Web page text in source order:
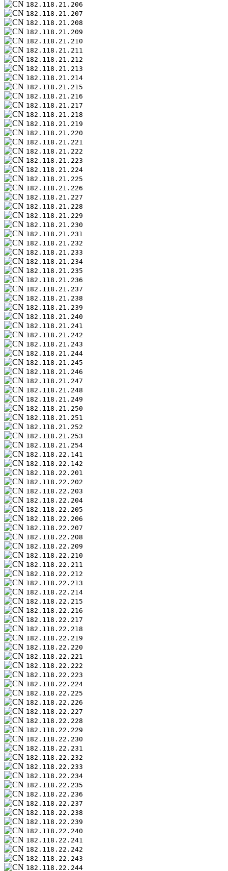
182.118.21.206
182.118.21.207
182.118.21.208
182.118.21.209
182.118.21.210
182.118.21.211
182.118.21.212
182.118.21.213
182.118.21.214
182.118.21.215
182.118.21.216
182.118.21.217
182.118.21.218
182.118.21.219
182.118.21.220
182.118.21.221
182.118.21.222
182.118.21.223
182.118.21.224
182.118.21.225
182.118.21.226
182.118.21.227
182.118.21.228
182.118.21.229
182.118.21.230
182.118.21.231
182.118.21.232
182.118.21.233
182.118.21.234
182.118.21.235
182.118.21.236
182.118.21.237
182.118.21.238
182.118.21.239
182.118.21.240
182.118.21.241
182.118.21.242
182.118.21.243
182.118.21.244
182.118.21.245
182.118.21.246
182.118.21.247
182.118.21.248
182.118.21.249
182.118.21.250
182.118.21.251
182.118.21.252
182.118.21.253
182.118.21.254
182.118.22.141
182.118.22.142
182.118.22.201
182.118.22.202
182.118.22.203
182.118.22.204
182.118.22.205
182.118.22.206
182.118.22.207
182.118.22.208
182.118.22.209
182.118.22.210
182.118.22.211
182.118.22.212
182.118.22.213
182.118.22.214
182.118.22.215
182.118.22.216
182.118.22.217
182.118.22.218
182.118.22.219
182.118.22.220
182.118.22.221
182.118.22.222
182.118.22.223
182.118.22.224
182.118.22.225
182.118.22.226
182.118.22.227
182.118.22.228
182.118.22.229
182.118.22.230
182.118.22.231
182.118.22.232
182.118.22.233
182.118.22.234
182.118.22.235
182.118.22.236
182.118.22.237
182.118.22.238
182.118.22.239
182.118.22.240
182.118.22.241
182.118.22.242
182.118.22.243
182.118.22.244